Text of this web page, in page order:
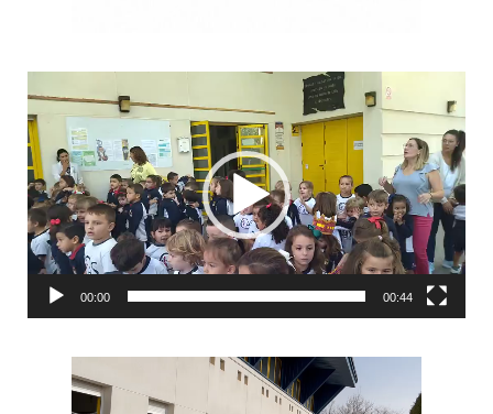
de
vídeo
00:00 00:44